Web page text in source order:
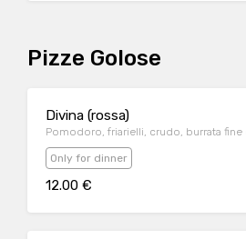
Pizze Golose
Divina (rossa)
Pomodoro, friarielli, crudo, burrata fine
Only for dinner
12.00 €